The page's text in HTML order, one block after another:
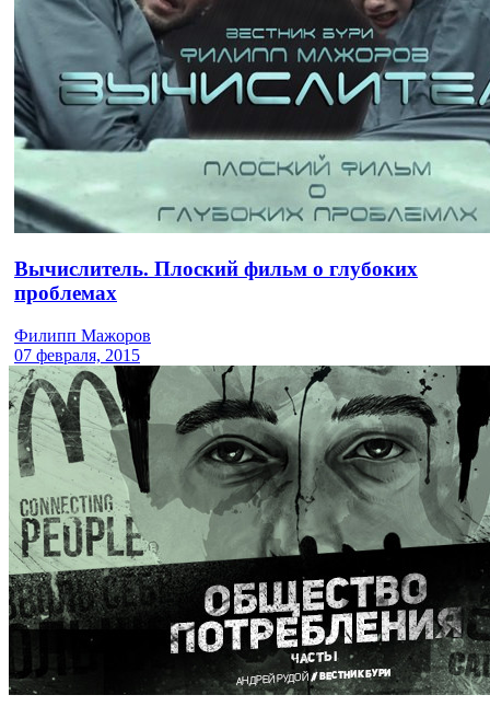
Вычислитель. Плоский фильм о глубоких
проблемах
Филипп Мажоров
07 февраля, 2015